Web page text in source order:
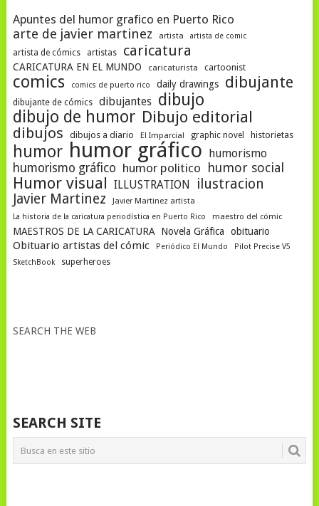
Apuntes del humor grafico en Puerto Rico
arte de javier martinez artista artista de comic
artista de cómics artistas caricatura
CARICATURA EN EL MUNDO caricaturista cartoonist
comics comics de puerto rico daily drawings dibujante
dibujante de cómics dibujantes dibujo
dibujo de humor Dibujo editorial
dibujos dibujos a diario El Imparcial graphic novel historietas
humor humor gráfico humorismo
humorismo gráfico humor politico humor social
Humor visual ILLUSTRATION
ilustracion
Javier Martinez
Javier Martinez artista
La historia de la caricatura periodística en Puerto Rico
maestro del cómic
MAESTROS DE LA CARICATURA Novela Gráfica obituario
Obituario artistas del cómic Periódico El Mundo
Pilot Precise V5
SketchBook
superheroes
SEARCH THE WEB
SEARCH SITE